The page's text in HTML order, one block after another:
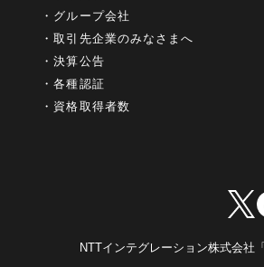
グループ会社
取引先企業のみなさまへ
決算公告
各種認証
資格取得者数
NTTインテグレーション株式会社「